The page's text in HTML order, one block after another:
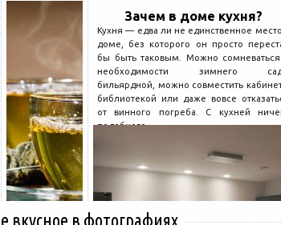
Зачем в доме кухня?
Кухня — едва ли не единственное
доме, без которого он просто
бы быть таковым. Можно
необходимости зимнего
бильярдной, можно совместить
библиотекой или даже вовсе
от винного погреба. С кухней
подобного...
вкусное в фотографиях